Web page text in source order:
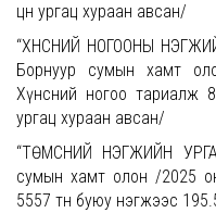
цн ургац хураан авсан/
“ХҮНСНИЙ НОГООНЫ
Борнуур сумын хамт
Хүнсний ногоо тариалж
ургац хураан авсан/
“ТӨМСНИЙ НЭГЖИЙН
сумын хамт олон /2025
5557 тн буюу нэгжээс